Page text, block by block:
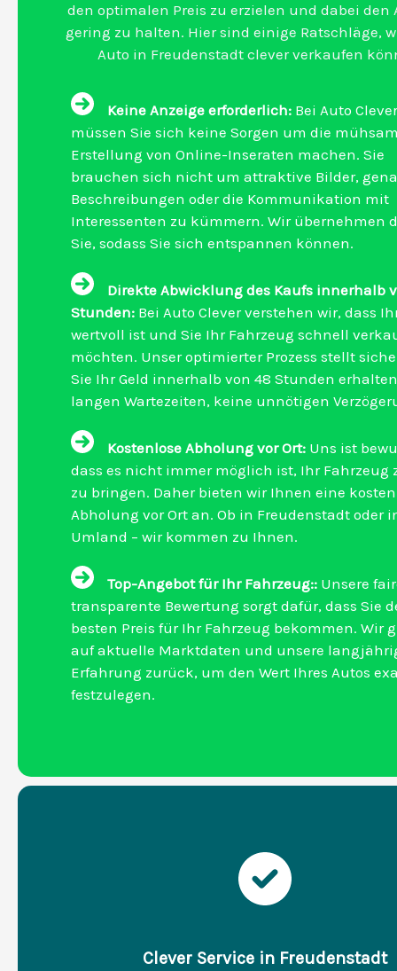
den optimalen Preis zu erzielen und dabei den
gering zu halten. Hier sind einige Ratschläge,
Auto in Freudenstadt clever verkaufen
Keine Anzeige erforderlich: Bei Auto Clever
müssen Sie sich keine Sorgen um die
Erstellung von Online-Inseraten machen. Sie
brauchen sich nicht um attraktive Bilder,
Beschreibungen oder die Kommunikation mit
Interessenten zu kümmern. Wir übernehmen
Sie, sodass Sie sich entspannen können.
Direkte Abwicklung des Kaufs innerhalb
Stunden: Bei Auto Clever verstehen wir, dass
wertvoll ist und Sie Ihr Fahrzeug schnell
möchten. Unser optimierter Prozess stellt
Sie Ihr Geld innerhalb von 48 Stunden
langen Wartezeiten, keine unnötigen
Kostenlose Abholung vor Ort: Uns ist
dass es nicht immer möglich ist, Ihr Fahrzeug
zu bringen. Daher bieten wir Ihnen eine
Abholung vor Ort an. Ob in Freudenstadt oder
Umland – wir kommen zu Ihnen.
Top-Angebot für Ihr Fahrzeug:: Unsere
transparente Bewertung sorgt dafür, dass Sie
besten Preis für Ihr Fahrzeug bekommen. Wir
auf aktuelle Marktdaten und unsere
Erfahrung zurück, um den Wert Ihres Autos
festzulegen.
Clever Service in Freudenstadt